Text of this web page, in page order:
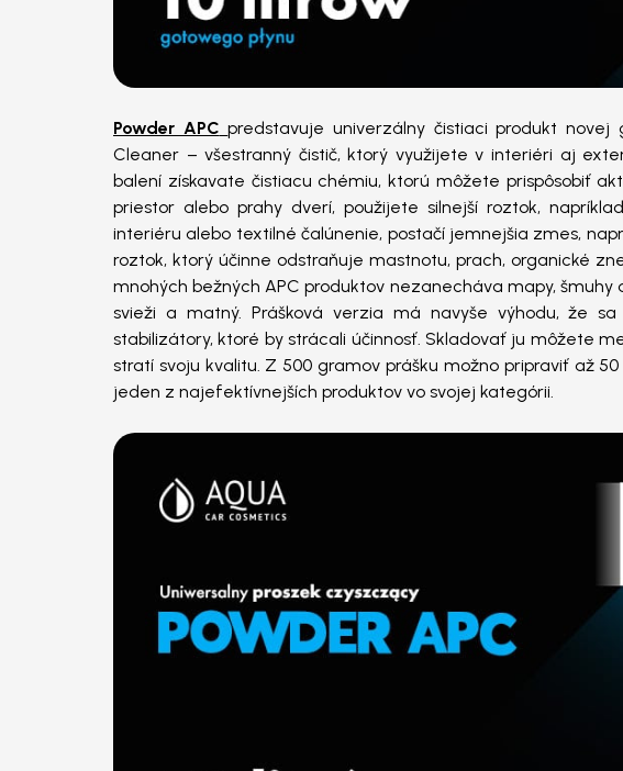
Powder APC predstavuje univerzálny čistiaci produkt novej
Cleaner – všestranný čistič, ktorý využijete v interiéri aj
balení získavate čistiacu chémiu, ktorú môžete prispôsobiť
priestor alebo prahy dverí, použijete silnejší roztok,
interiéru alebo textilné čalúnenie, postačí jemnejšia zmes,
roztok, ktorý účinne odstraňuje mastnotu, prach, organické
mnohých bežných APC produktov nezanecháva mapy, šmuhy
svieži a matný. Prášková verzia má navyše výhodu, že
stabilizátory, ktoré by strácali účinnosť. Skladovať ju môžete
stratí svoju kvalitu. Z 500 gramov prášku možno pripraviť až
jeden z najefektívnejších produktov vo svojej kategórii.